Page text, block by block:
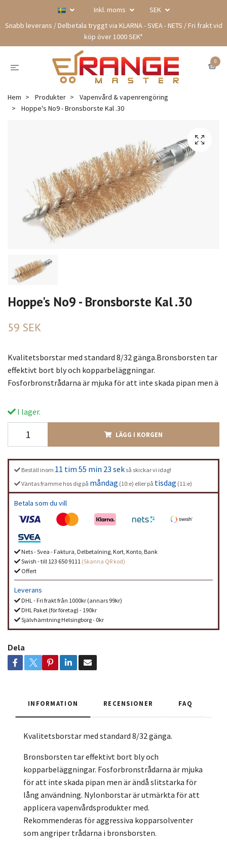
Inkl. moms
SEK
Snabb leverans / Delbetala tryggt via KLARNA - SVEA - NETS / Fri frakt vid
köp över 1000 SEK*
0
Hem Produkter
Vapenvård & vapenrengöring
Hoppe's No9 - Bronsborste Kal .30
Hoppe's No9 - Bronsborste Kal .30
59 SEK
Kvalitetsborstar med standard 8/32 gänga.Bronsborsten tar
effektivt bort bly och kopparbeläggningar.
Fosforbronstrådarna är mjuka för att inte skada pipan men ä
I lager.
LÄGG I KORGEN
Beställ inom 11 tim 55 min 23 sek så skickar vi idag!
Väntas framme hos dig på måndag (10:e) eller på tisdag (11:e)
Betala som du vill
Nets - Svea - Faktura, Delbetalning, Kort, Konto, Bank
Swish - till 123 650 9111 (Skanna QR kod)
Offert
Leverans
DHL - Fri frakt från 1000kr (annars 99kr)
DHL Paket (för företag) - 190kr
Självhämtning Helsingborg - 0kr
Dela
INFORMATION RECENSIONER FAQ
Kvalitetsborstar med standard 8/32 gänga.
Bronsborsten tar effektivt bort bly och
kopparbeläggningar. Fosforbronstrådarna är mjuka
för att inte skada pipan men är ändå slitstarka för
lång användning. Nylonborstar är utmärkta för att
applicera vapenvårdsprodukter med.
Rekommenderas för aggressiva kopparsolventer
som angriper trådarna i bronsborsten.